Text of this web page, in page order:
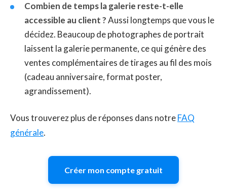
Combien de temps la galerie reste-t-elle
accessible au client ?Aussi longtemps que vous le
décidez. Beaucoup de photographes de portrait
laissent la galerie permanente, ce qui génère des
ventes complémentaires de tirages au fil des mois
(cadeau anniversaire, format poster,
agrandissement).
Vous trouverez plus de réponses dans notreFAQ
générale.
Créer mon compte gratuit